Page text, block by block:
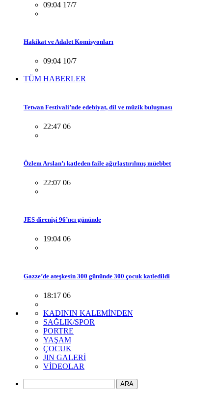
09:04 17/7
Hakikat ve Adalet Komisyonları
09:04 10/7
TÜM HABERLER
Tetwan Festivali’nde edebiyat, dil ve müzik buluşması
22:47 06
Özlem Arslan’ı katleden faile ağırlaştırılmış müebbet
22:07 06
JES direnişi 96’ncı gününde
19:04 06
Gazze’de ateşkesin 300 gününde 300 çocuk katledildi
18:17 06
KADININ KALEMİNDEN
SAĞLIK/SPOR
PORTRE
YAŞAM
ÇOCUK
JIN GALERİ
VİDEOLAR
ARA